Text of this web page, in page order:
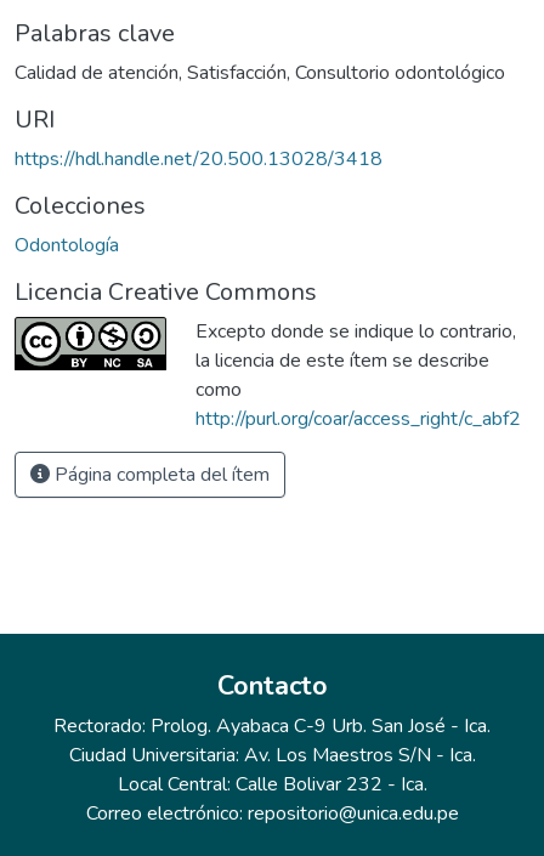
Palabras clave
Calidad de atención, Satisfacción, Consultorio odontológico
URI
https://hdl.handle.net/20.500.13028/3418
Colecciones
Odontología
Licencia Creative Commons
Excepto donde se indique lo contrario,
la licencia de este ítem se describe
como
http://purl.org/coar/access_right/c_abf2
Página completa del ítem
Contacto
Rectorado: Prolog. Ayabaca C-9 Urb. San José - Ica.
Ciudad Universitaria: Av. Los Maestros S/N - Ica.
Local Central: Calle Bolivar 232 - Ica.
Correo electrónico: repositorio@unica.edu.pe